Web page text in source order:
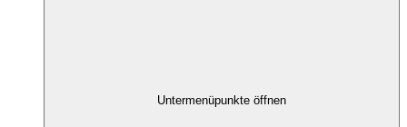
Untermenüpunkte öffnen